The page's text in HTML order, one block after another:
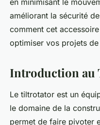
en minimisant le
améliorant la sécurité
comment cet
optimiser vos projets
Introduction
Le tiltrotator est un
le domaine de la
permet de faire pivoter